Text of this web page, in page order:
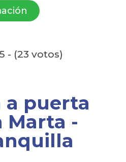
- (23 votos)
a puerta
Marta -